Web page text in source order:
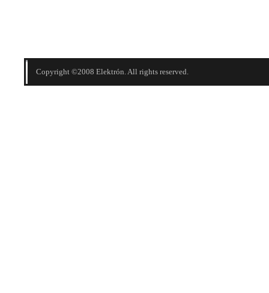
Copyright ©2008 Elektrón. All rights reserved.